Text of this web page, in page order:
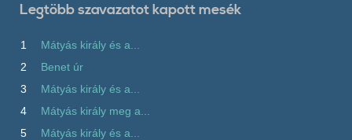
Legtöbb szavazatot kapott mesék
1
Mátyás király és a...
2
Benet úr
3
Mátyás király és a...
4
Mátyás király meg a...
5
Mátyás király és a...